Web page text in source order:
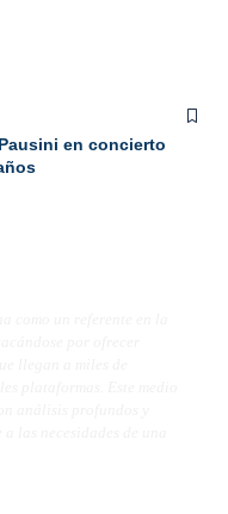
en concierto